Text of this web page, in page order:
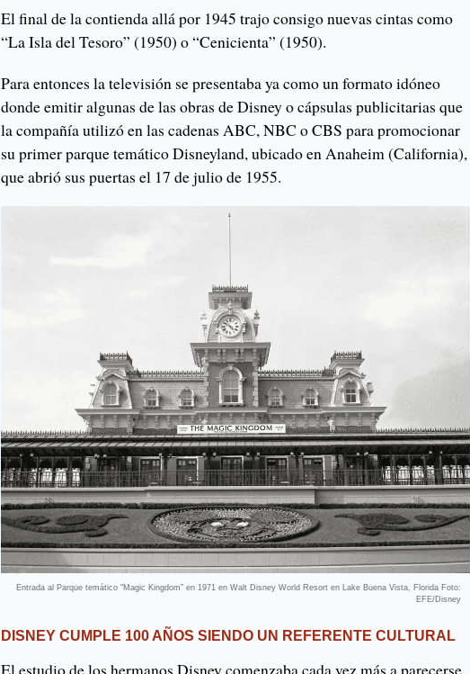
El final de la contienda allá por 1945 trajo consigo nuevas cintas como
“La Isla del Tesoro” (1950) o “Cenicienta” (1950).
Para entonces la televisión se presentaba ya como un formato idóneo
donde emitir algunas de las obras de Disney o cápsulas publicitarias que
la compañía utilizó en las cadenas ABC, NBC o CBS para promocionar
su primer parque temático Disneyland, ubicado en Anaheim (California),
que abrió sus puertas el 17 de julio de 1955.
Entrada al Parque temático “Magic Kingdom” en 1971 en Walt Disney World Resort en Lake Buena Vista, Florida Foto:
EFE/Disney
DISNEY CUMPLE 100 AÑOS SIENDO UN REFERENTE CULTURAL